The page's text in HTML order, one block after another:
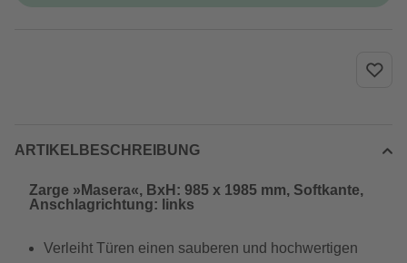
ARTIKELBESCHREIBUNG
Zarge »Masera«, BxH: 985 x 1985 mm, Softkante,
Anschlagrichtung: links
Verleiht Türen einen sauberen und hochwertigen